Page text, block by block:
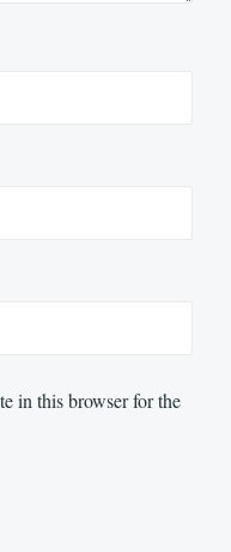
in this browser for the